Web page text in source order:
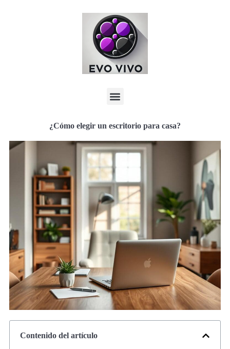
¿Cómo elegir un escritorio para casa?
Contenido del artículo